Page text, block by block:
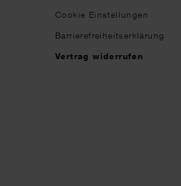
Cookie Einstellungen
Barrierefreiheitserklärung
Vertrag widerrufen